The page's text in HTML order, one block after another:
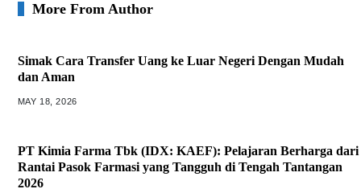
More From Author
Simak Cara Transfer Uang ke Luar Negeri Dengan Mudah
dan Aman
MAY 18, 2026
PT Kimia Farma Tbk (IDX: KAEF): Pelajaran Berharga dari
Rantai Pasok Farmasi yang Tangguh di Tengah Tantangan
2026